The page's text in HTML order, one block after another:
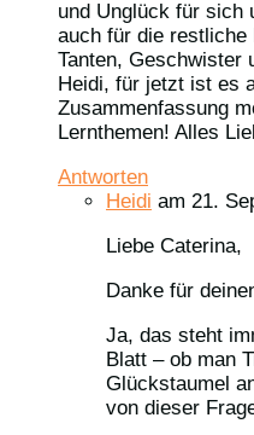
und Unglück für sich
auch für die restliche
Tanten, Geschwister
Heidi, für jetzt ist es
Zusammenfassung
Lernthemen! Alles
Antworten
Heidi am 21.
Liebe Caterina,
Danke für
Ja, das steht
Blatt – ob man
Glückstaumel
von dieser